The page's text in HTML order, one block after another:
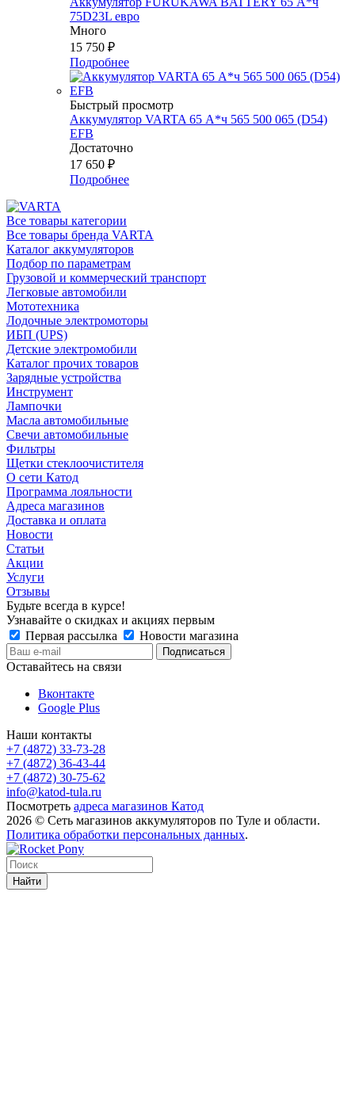
75D23L евро
Много
15 750 ₽
Подробнее
Быстрый просмотр
Аккумулятор VARTA 65 А*ч 565 500 065 (D54)
EFB
Достаточно
17 650 ₽
Подробнее
Все товары категории
Все товары бренда VARTA
Каталог аккумуляторов
Подбор по параметрам
Грузовой и коммерческий транспорт
Легковые автомобили
Мототехника
Лодочные электромоторы
ИБП (UPS)
Детские электромобили
Каталог прочих товаров
Зарядные устройства
Инструмент
Лампочки
Масла автомобильные
Свечи автомобильные
Фильтры
Щетки стеклоочистителя
О сети Катод
Программа лояльности
Адреса магазинов
Доставка и оплата
Новости
Статьи
Акции
Услуги
Отзывы
Будьте всегда в курсе!
Узнавайте о скидках и акциях первым
Первая рассылка
Новости магазина
Оставайтесь на связи
Вконтакте
Google Plus
Наши контакты
+7 (4872) 33-73-28
+7 (4872) 36-43-44
+7 (4872) 30-75-62
info@katod-tula.ru
Посмотреть адреса магазинов Катод
2026 © Сеть магазинов аккумуляторов по Туле и области.
Политика обработки персональных данных.
Найти